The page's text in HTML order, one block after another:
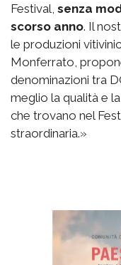
Festival, senza
scorso anno. Il
le produzioni
Monferrato,
denominazioni tra
meglio la qualità e
che trovano nel
straordinaria.»